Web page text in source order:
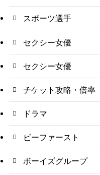
スポーツ選手
セクシー女優
セクシー女優
チケット攻略・倍率
ドラマ
ビーファースト
ボーイズグループ